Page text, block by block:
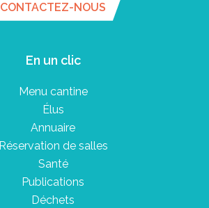
CONTACTEZ-NOUS
En un clic
Menu cantine
Élus
Annuaire
Réservation de salles
Santé
Publications
Déchets